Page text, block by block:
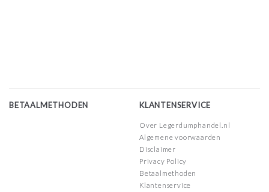
BETAALMETHODEN KLANTENSERVICE
Over Legerdumphandel.nl
Algemene voorwaarden
Disclaimer
Privacy Policy
Betaalmethoden
Klantenservice